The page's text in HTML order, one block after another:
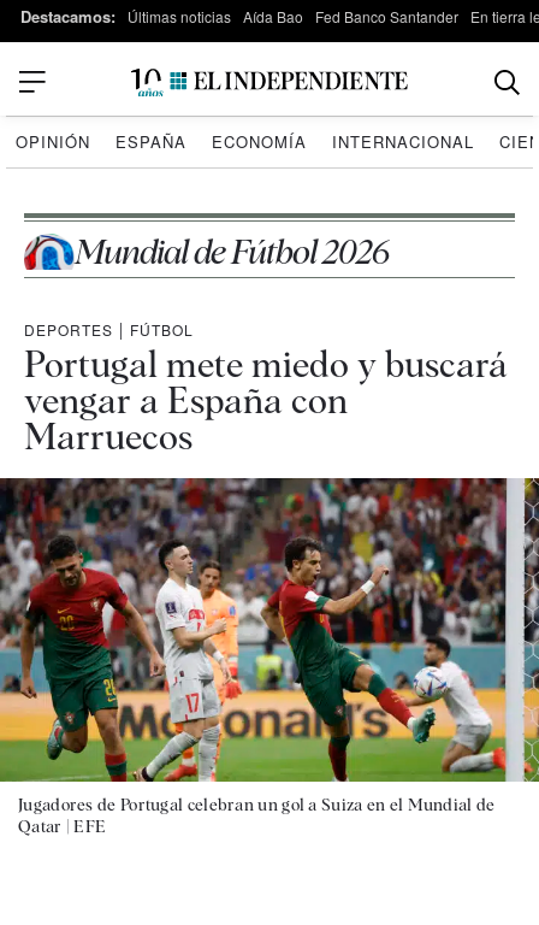
Destacamos: Últimas noticias Aída Bao Fed Banco Santander En tierra
OPINIÓN ESPAÑA ECONOMÍA INTERNACIONAL
Mundial de Fútbol 2026
DEPORTES | FÚTBOL
Portugal mete miedo y buscará
vengar a España con
Marruecos
Jugadores de Portugal celebran un gol a Suiza en el Mundial de
Qatar |EFE